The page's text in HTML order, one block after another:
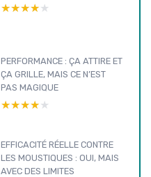
★★★★★
★★★★★
PERFORMANCE : ÇA ATTIRE ET
ÇA GRILLE, MAIS CE N’EST
PAS MAGIQUE
★★★★★
★★★★★
EFFICACITÉ RÉELLE CONTRE
LES MOUSTIQUES : OUI, MAIS
AVEC DES LIMITES